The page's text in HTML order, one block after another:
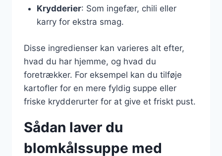
Krydderier: Som ingefær, chili eller
karry for ekstra smag.
Disse ingredienser kan varieres alt efter,
hvad du har hjemme, og hvad du
foretrækker. For eksempel kan du tilføje
kartofler for en mere fyldig suppe eller
friske krydderurter for at give et friskt pust.
Sådan laver du
blomkålssuppe med